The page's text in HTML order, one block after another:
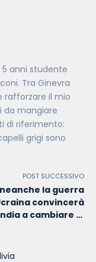
5 anni studente
Tra Ginevra
rafforzare il mio
da mangiare
di riferimento:
grigi sono
POST SUCCESSIVO
la guerra
convincerà
a cambiare la